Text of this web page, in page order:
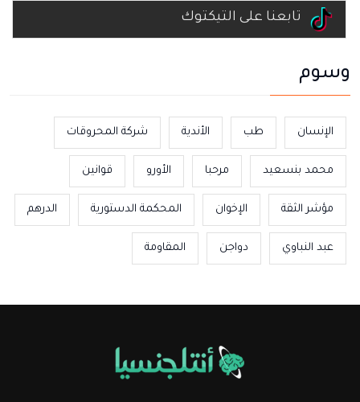
تابعنا على التيكتوك
وسوم
الإنسان طب الأندية شركة المحروقات
محمد بنسعيد مرحبا الأورو قوانين
مؤشر الثقة الإخوان المحكمة الدستورية الدرهم
عبد النباوي دواجن المقاومة